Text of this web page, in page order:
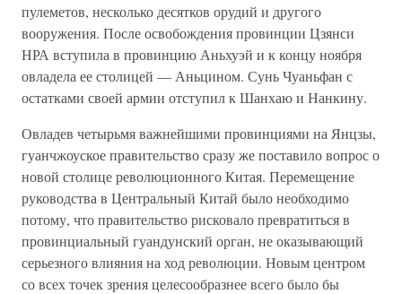
пулеметов, несколько десятков орудий и другого
вооружения. После освобождения провинции Цзянси
НРА вступила в провинцию Аньхуэй и к концу ноября
овладела ее столицей — Аньцином. Сунь Чуаньфан с
остатками своей армии отступил к Шанхаю и Нанкину.
Овладев четырьмя важнейшими провинциями на Янцзы,
гуанчжоуское правительство сразу же поставило вопрос о
новой столице революционного Китая. Перемещение
руководства в Центральный Китай было необходимо
потому, что правительство рисковало превратиться в
провинциальный гуандунский орган, не оказывающий
серьезного влияния на ход революции. Новым центром
со всех точек зрения целесообразнее всего было бы